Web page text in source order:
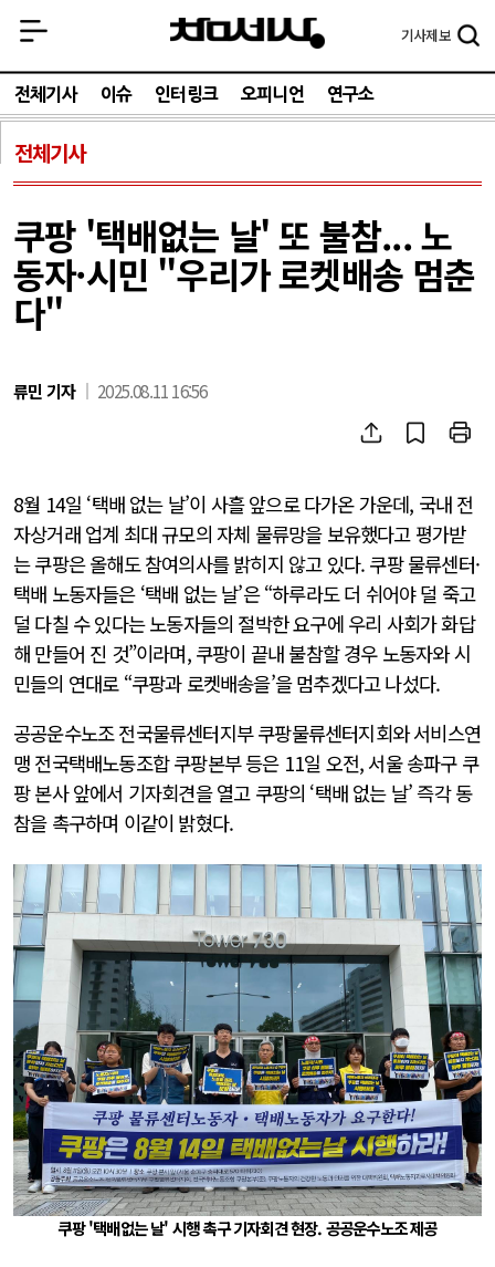
기사제보
전체기사 이슈 인터링크 오피니언 연구소
전체기사
쿠팡 '택배없는 날' 또 불참... 노
동자·시민 "우리가 로켓배송 멈춘
다"
류민 기자 2025.08.11 16:56
8월 14일 ‘택배 없는 날’이 사흘 앞으로 다가온 가운데, 국내 전
자상거래 업계 최대 규모의 자체 물류망을 보유했다고 평가받
는 쿠팡은 올해도 참여의사를 밝히지 않고 있다. 쿠팡 물류센터·
택배 노동자들은 ‘택배 없는 날’은 “하루라도 더 쉬어야 덜 죽고
덜 다칠 수 있다는 노동자들의 절박한 요구에 우리 사회가 화답
해 만들어 진 것”이라며, 쿠팡이 끝내 불참할 경우 노동자와 시
민들의 연대로 “쿠팡과 로켓배송을’을 멈추겠다고 나섰다.
공공운수노조 전국물류센터지부 쿠팡물류센터지회와 서비스연
맹 전국택배노동조합 쿠팡본부 등은 11일 오전, 서울 송파구 쿠
팡 본사 앞에서 기자회견을 열고 쿠팡의 ‘택배 없는 날’ 즉각 동
참을 촉구하며 이같이 밝혔다.
쿠팡 '택배없는 날' 시행 촉구 기자회견 현장. 공공운수노조 제공